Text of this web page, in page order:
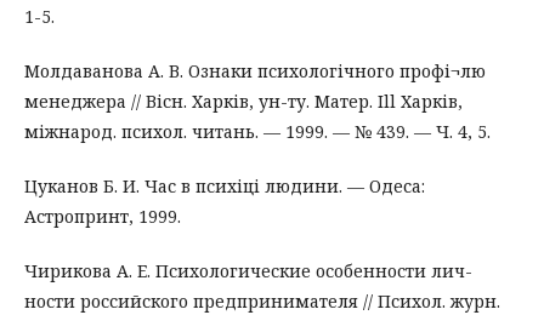
1-5.
Молдаванова А. В. Ознаки психологічного профі¬лю
менеджера // Вісн. Харків, ун-ту. Матер. Ill Харків,
міжнарод. психол. читань. — 1999. — № 439. — Ч. 4, 5.
Цуканов Б. И. Час в психіці людини. — Одеса:
Астропринт, 1999.
Чирикова А. Е. Психологические особенности лич-
ности российского предпринимателя // Психол. журн.